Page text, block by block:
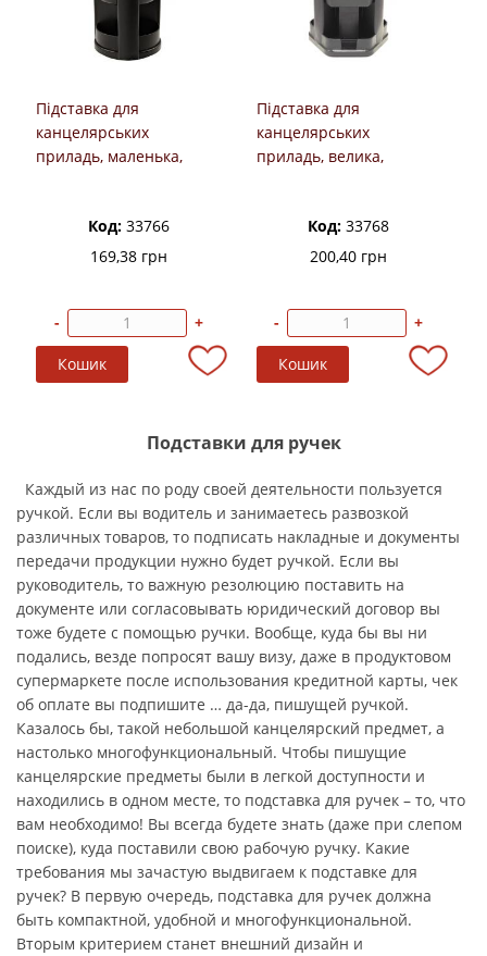
Підставка для
канцелярських
приладь, маленька,
Код: 33766
169,38 грн
- +
Підставка для
канцелярських
приладь, велика,
Код:33768
200,40 грн
- +
Подставки для ручек
Каждый из нас по роду своей деятельности пользуется
ручкой. Если вы водитель и занимаетесь развозкой
различных товаров, то подписать накладные и документы
передачи продукции нужно будет ручкой. Если вы
руководитель, то важную резолюцию поставить на
документе или согласовывать юридический договор вы
тоже будете с помощью ручки. Вообще, куда бы вы ни
подались, везде попросят вашу визу, даже в продуктовом
супермаркете после использования кредитной карты, чек
об оплате вы подпишите … да-да, пишущей ручкой.
Казалось бы, такой небольшой канцелярский предмет, а
настолько многофункциональный. Чтобы пишущие
канцелярские предметы были в легкой доступности и
находились в одном месте, то подставка для ручек – то, что
вам необходимо! Вы всегда будете знать (даже при слепом
поиске), куда поставили свою рабочую ручку. Какие
требования мы зачастую выдвигаем к подставке для
ручек? В первую очередь, подставка для ручек должна
быть компактной, удобной и многофункциональной.
Вторым критерием станет внешний дизайн и